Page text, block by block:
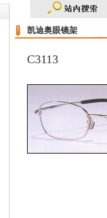
凯迪奥眼镜架
C3113